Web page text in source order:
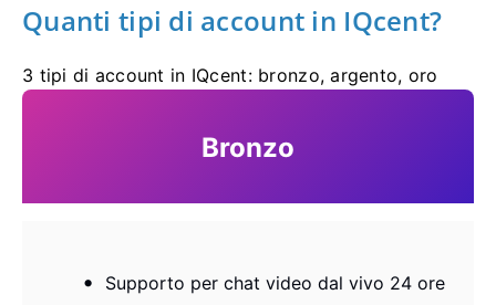
Quanti tipi di account in IQcent?
3 tipi di account in IQcent: bronzo, argento, oro
Bronzo
Supporto per chat video dal vivo 24 ore